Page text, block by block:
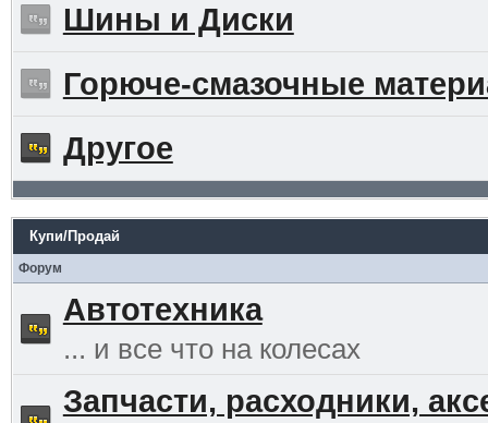
Шины и Диски
Горюче-смазочные
Другое
Купи/Продай
Форум
Автотехника
... и все что на колесах
Запчасти, расходники,